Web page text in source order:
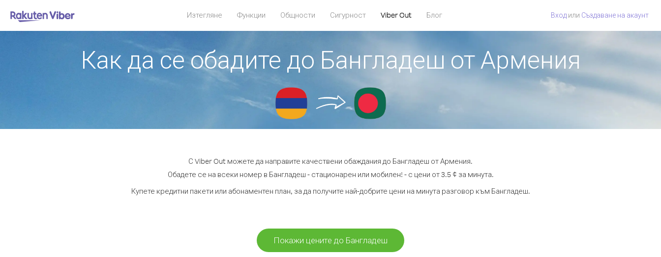
Изтегляне Функции Общности Сигурност Viber Out Блог Вход или Създаване на акаунт
Как да се обадите до Бангладеш от Армения
С Viber Out можете да направите качествени обаждания до Бангладеш от Армения.
Обадете се на всеки номер в Бангладеш - стационарен или мобилен! - с цени от 3.5 ¢ за минута.
Купете кредитни пакети или абонаментен план, за да получите най-добрите цени на минута разговор към Бангладеш.
Покажи цените до Бангладеш